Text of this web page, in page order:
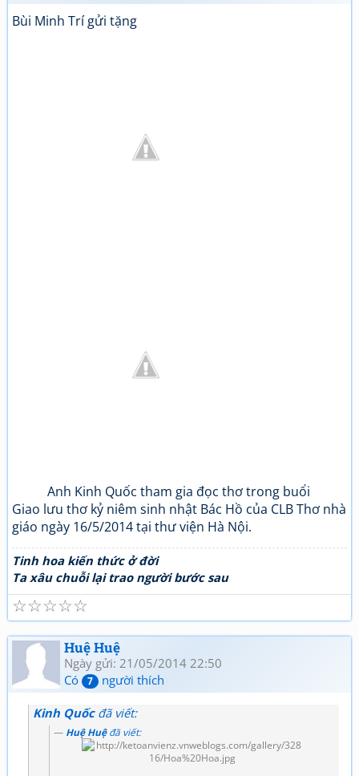
Bùi Minh Trí gửi tặng
Anh Kinh Quốc tham gia đọc thơ trong buổi
Giao lưu thơ kỷ niêm sinh nhật Bác Hồ của CLB Thơ nhà
giáo ngày 16/5/2014 tại thư viện Hà Nội.
Tinh hoa kiến thức ở đời
Ta xâu chuỗi lại trao người bước sau
☆
☆
☆
☆
☆
Huệ Huệ
Ngày gửi: 21/05/2014 22:50
Có
7 người thích
Kinh Quốcđã viết:
Huệ Huệđã viết: